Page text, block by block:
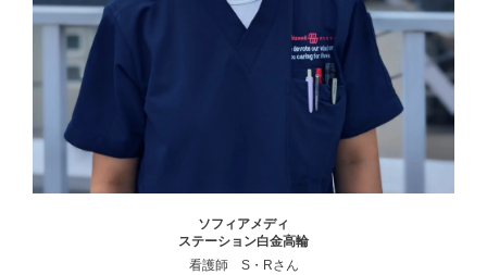
ソフィアメディ
ステーション白金高輪
看護師 S・Rさん